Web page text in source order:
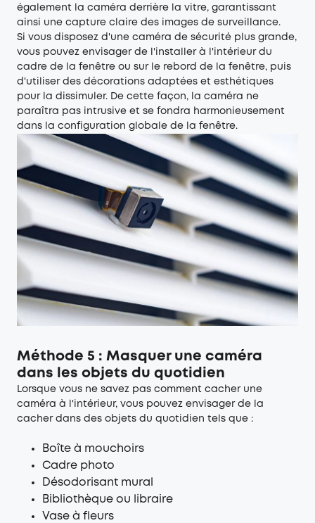
également la caméra derrière la vitre, garantissant
ainsi une capture claire des images de surveillance.
Si vous disposez d'une caméra de sécurité plus grande,
vous pouvez envisager de l'installer à l'intérieur du
cadre de la fenêtre ou sur le rebord de la fenêtre, puis
d'utiliser des décorations adaptées et esthétiques
pour la dissimuler. De cette façon, la caméra ne
paraîtra pas intrusive et se fondra harmonieusement
dans la configuration globale de la fenêtre.
Méthode 5 : Masquer une caméra
dans les objets du quotidien
Lorsque vous ne savez pas comment cacher une
caméra à l'intérieur, vous pouvez envisager de la
cacher dans des objets du quotidien tels que :
Boîte à mouchoirs
Cadre photo
Désodorisant mural
Bibliothèque ou libraire
Vase à fleurs